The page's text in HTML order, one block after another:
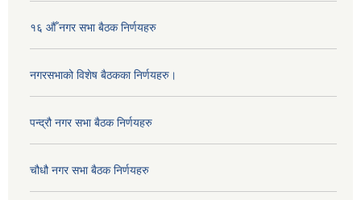
१६ औँ नगर सभा बैठक निर्णयहरु
नगरसभाको विशेष बैठकका निर्णयहरु।
पन्द्रौ नगर सभा बैठक निर्णयहरु
चौधौ नगर सभा बैठक निर्णयहरु